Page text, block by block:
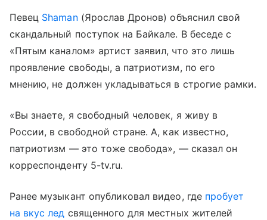
Певец Shaman(Ярослав Дронов) объяснил свой
скандальный поступок на Байкале. В беседе с
«Пятым каналом» артист заявил, что это лишь
проявление свободы, а патриотизм, по его
мнению, не должен укладываться в строгие рамки.
«Вы знаете, я свободный человек, я живу в
России, в свободной стране. А, как известно,
патриотизм — это тоже свобода», — сказал он
корреспонденту 5-tv.ru.
Ранее музыкант опубликовал видео, где пробует
на вкус лед священного для местных жителей